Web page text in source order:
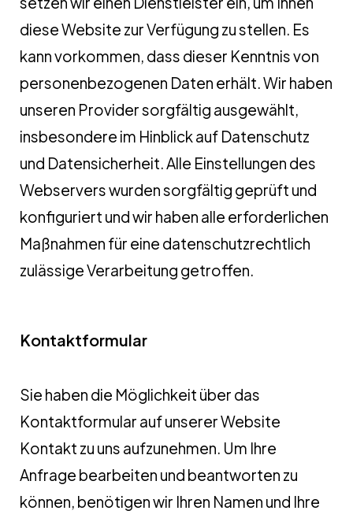
diese Website zur Verfügung zu stellen. Es
kann vorkommen, dass dieser Kenntnis von
personenbezogenen Daten erhält. Wir haben
unseren Provider sorgfältig ausgewählt,
insbesondere im Hinblick auf Datenschutz
und Datensicherheit. Alle Einstellungen des
Webservers wurden sorgfältig geprüft und
konfiguriert und wir haben alle erforderlichen
Maßnahmen für eine datenschutzrechtlich
zulässige Verarbeitung getroffen.
Kontaktformular
Sie haben die Möglichkeit über das
Kontaktformular auf unserer Website
Kontakt zu uns aufzunehmen. Um Ihre
Anfrage bearbeiten und beantworten zu
können, benötigen wir Ihren Namen und Ihre